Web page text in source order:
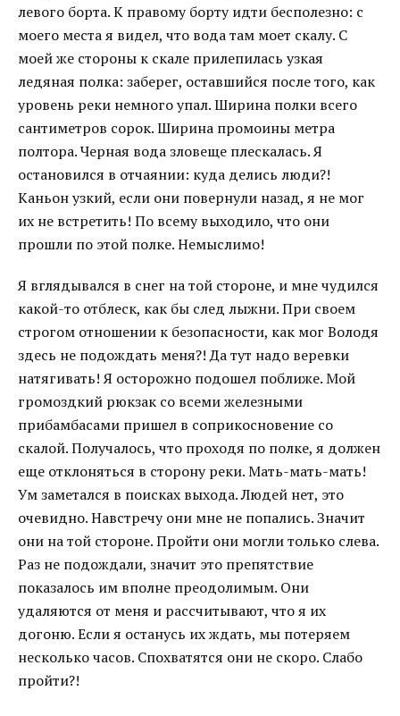
левого борта. К правому борту идти бесполезно: с
моего места я видел, что вода там моет скалу. С
моей же стороны к скале прилепилась узкая
ледяная полка: заберег, оставшийся после того, как
уровень реки немного упал. Ширина полки всего
сантиметров сорок. Ширина промоины метра
полтора. Черная вода зловеще плескалась. Я
остановился в отчаянии: куда делись люди?!
Каньон узкий, если они повернули назад, я не мог
их не встретить! По всему выходило, что они
прошли по этой полке. Немыслимо!
Я вглядывался в снег на той стороне, и мне чудился
какой-то отблеск, как бы след лыжни. При своем
строгом отношении к безопасности, как мог Володя
здесь не подождать меня?! Да тут надо веревки
натягивать! Я осторожно подошел поближе. Мой
громоздкий рюкзак со всеми железными
прибамбасами пришел в соприкосновение со
скалой. Получалось, что проходя по полке, я должен
еще отклоняться в сторону реки. Мать-мать-мать!
Ум заметался в поисках выхода. Людей нет, это
очевидно. Навстречу они мне не попались. Значит
они на той стороне. Пройти они могли только слева.
Раз не подождали, значит это препятствие
показалось им вполне преодолимым. Они
удаляются от меня и рассчитывают, что я их
догоню. Если я останусь их ждать, мы потеряем
несколько часов. Спохватятся они не скоро. Слабо
пройти?!